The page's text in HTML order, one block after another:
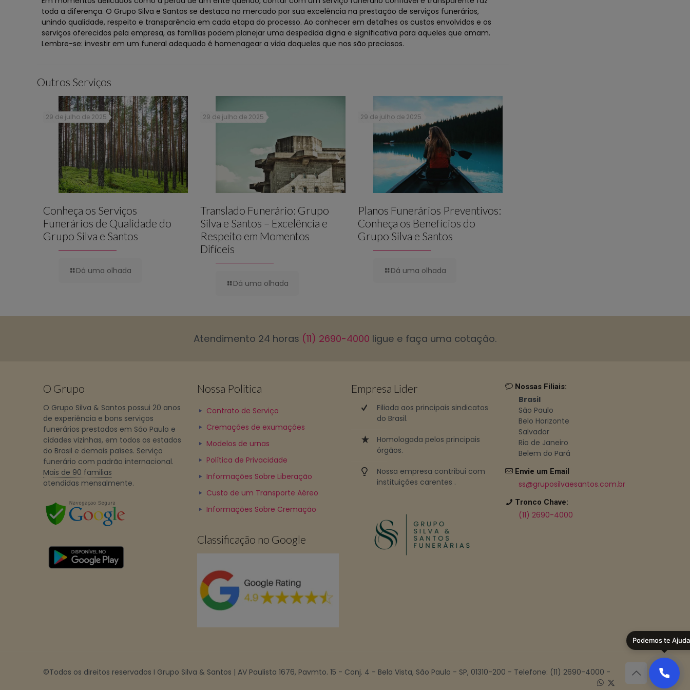
toda a diferença. O Grupo Silva e Santos se destaca no mercado por sua excelência na prestação de serviços funerários,
unindo qualidade, respeito e transparência em cada etapa do processo. Ao conhecer em detalhes os custos envolvidos e os
serviços oferecidos pela empresa, as famílias podem planejar uma despedida digna e significativa para aqueles que amam.
Lembre-se: investir em um funeral adequado é homenagear a vida daqueles que nos são preciosos.
Outros Serviços
29 de julho de 2025
Conheça os Serviços
Funerários de Qualidade do
Grupo Silva e Santos
Dá uma olhada
29 de julho de 2025
Translado Funerário: Grupo
Silva e Santos – Excelência e
Respeito em Momentos
Difíceis
Dá uma olhada
29 de julho de 2025
Planos Funerários Preventivos:
Conheça os Benefícios do
Grupo Silva e Santos
Dá uma olhada
Atendimento 24 horas (11) 2690-4000 ligue e faça uma cotação.
O Grupo
O Grupo Silva & Santos possui 20 anos
de experiência e bons serviços
funerários prestados em São Paulo e
cidades vizinhas, em todos os estados
do Brasil e demais países. Serviço
funerário com padrão internacional.
Mais de 90 familias
atendidas mensalmente.
Nossa Politica
Contrato de Serviço
Cremações de exumações
Modelos de urnas
Política de Privacidade
Informações Sobre Liberação
Custo de um Transporte Aéreo
Informações Sobre Cremação
Classificação no Google
Empresa Lider
Filiada aos principais sindicatos
do Brasil.
Homologada pelos principais
órgãos.
Nossa empresa contribui com
instituições carentes .
Nossas Filiais:
Brasil
São Paulo
Belo Horizonte
Salvador
Rio de Janeiro
Belem do Pará
Envie um Email
ss@gruposilvaesantos.com.br
Tronco Chave:
(11) 2690-4000
©Todos os direitos reservados I Grupo Silva & Santos | AV Paulista 1676, Pavmto. 15 - Conj. 4 - Bela Vista, São Paulo - SP, 01310-200 - Telefone: (11) 2690-4000 -
Podemos te